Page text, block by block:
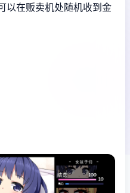
以在贩卖机处随机收到金